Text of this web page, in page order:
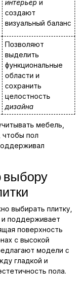
интерьер и
создают
визуальный баланс
Позволяют
выделить
функциональные
области и
сохранить
целостность
дизайна
мебель,
чтобы пол
выбору
выбирать плитку,
и поддерживает
поверхность
с высокой
модели с
гладкой и
пола.